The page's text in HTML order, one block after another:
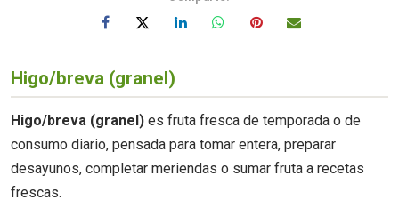
Higo/breva (granel)
Higo/breva (granel) es fruta fresca de temporada o de
consumo diario, pensada para tomar entera, preparar
desayunos, completar meriendas o sumar fruta a recetas
frescas.